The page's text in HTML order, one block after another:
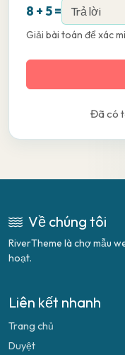
8 + 5 =
Giải bài toán để xác
Đã có
Về chúng tôi
RiverTheme là chợ mẫu
hoạt.
Liên kết nhanh
Trang chủ
Duyệt